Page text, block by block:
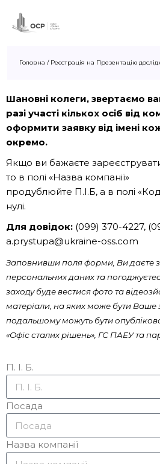
Головна / Реєстрація на Презентацію
Шановні колеги, звертаємо
разі участі кількох осіб від
оформити заявку від імені
окремо.
Якщо ви бажаєте
то в полі «Назва компанії»
продублюйте П.І.Б, а в полі
нулі.
Для довідок: (099) 370-4227,
a.prystupa@ukraine-oss.com
Заповнивши поля форми, Ви даєте
персональних даних та
заходу буде вестися фото та
матеріали, на яких може бути Ваше
подальшому можуть бути
«Офіс сталих рішень», ГС ПАЕУ та
П. І. Б.
Посада
Назва компанії